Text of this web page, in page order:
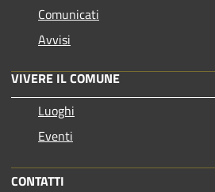
Comunicati
Avvisi
VIVERE IL COMUNE
Luoghi
Eventi
CONTATTI